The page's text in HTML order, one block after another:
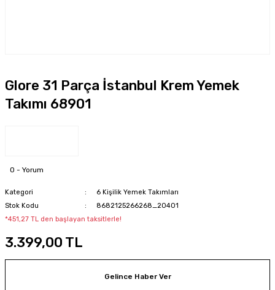
Glore 31 Parça İstanbul Krem Yemek
Takımı 68901
0 - Yorum
Kategori
6 Kişilik Yemek Takımları
Stok Kodu
8682125266268_20401
*451,27 TL den başlayan taksitlerle!
3.399,00 TL
Gelince Haber Ver